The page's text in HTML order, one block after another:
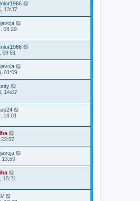
13:37
08:29
09:51
01:09
14:07
18:01
22:57
13:59
15:21